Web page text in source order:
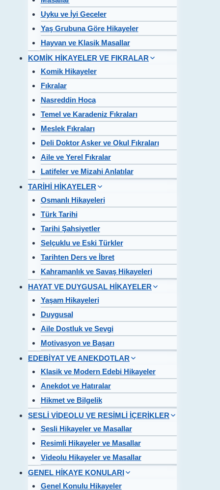
Uyku ve İyi Geceler
Yaş Grubuna Göre Hikayeler
Hayvan ve Klasik Masallar
KOMİK HİKAYELER VE FIKRALAR
Komik Hikayeler
Fıkralar
Nasreddin Hoca
Temel ve Karadeniz Fıkraları
Meslek Fıkraları
Deli Doktor Asker ve Okul Fıkraları
Aile ve Yerel Fıkralar
Latifeler ve Mizahi Anlatılar
TARİHİ HİKAYELER
Osmanlı Hikayeleri
Türk Tarihi
Tarihi Şahsiyetler
Selçuklu ve Eski Türkler
Tarihten Ders ve İbret
Kahramanlık ve Savaş Hikayeleri
HAYAT VE DUYGUSAL HİKAYELER
Yaşam Hikayeleri
Duygusal
Aile Dostluk ve Sevgi
Motivasyon ve Başarı
EDEBİYAT VE ANEKDOTLAR
Klasik ve Modern Edebi Hikayeler
Anekdot ve Hatıralar
Hikmet ve Bilgelik
SESLİ VİDEOLU VE RESİMLİ İÇERİKLER
Sesli Hikayeler ve Masallar
Resimli Hikayeler ve Masallar
Videolu Hikayeler ve Masallar
GENEL HİKAYE KONULARI
Genel Konulu Hikayeler